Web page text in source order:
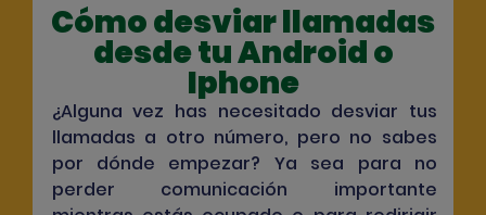
Cómo desviar llamadas
desde tu Android o
Iphone
¿Alguna vez has necesitado desviar tus
llamadas a otro número, pero no sabes
por dónde empezar? Ya sea para no
perder comunicación importante